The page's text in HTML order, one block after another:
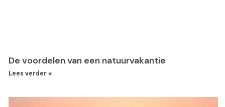
De voordelen van een natuurvakantie
Lees verder »